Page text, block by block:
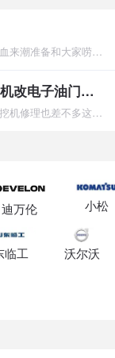
一直潜水论坛只看贴没回贴，今天心血来潮准备和大家唠唠嗑，说说
【维修小记】卡特312D，老机改电子油门，合拍好用
不管黑猫白猫，能抓老鼠就是好猫。挖机修理也差不多这个理。 什
迪万伦 小松
临工 沃尔沃